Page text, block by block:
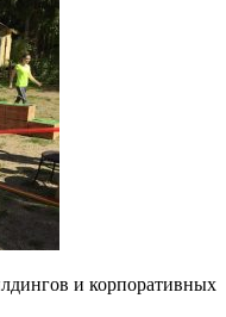
и корпоративных